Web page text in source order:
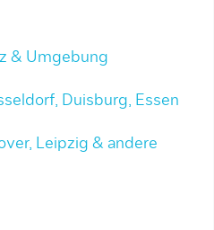
& Umgebung
Duisburg, Essen
Leipzig & andere